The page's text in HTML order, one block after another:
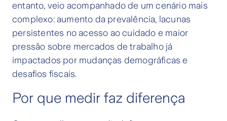
entanto, veio acompanhado de um cenário mais
complexo: aumento da prevalência, lacunas
persistentes no acesso ao cuidado e maior
pressão sobre mercados de trabalho já
impactados por mudanças demográficas e
desafios fiscais.
Por que medir faz diferença